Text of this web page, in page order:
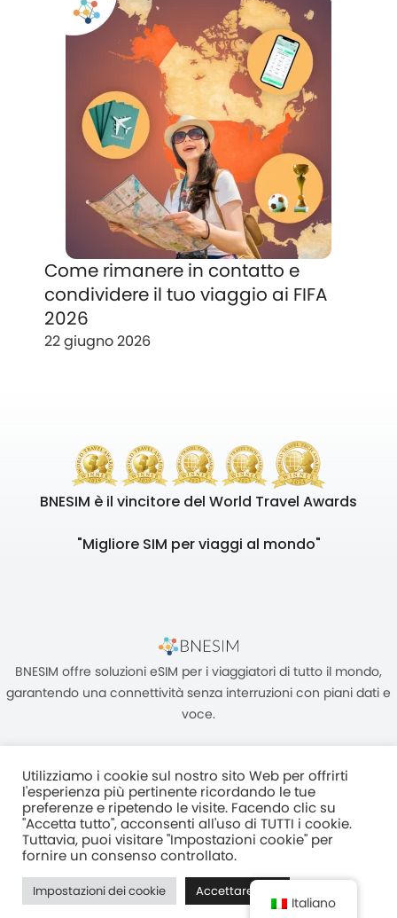
Come rimanere in contatto e
condividere il tuo viaggio ai FIFA
2026
22 giugno 2026
BNESIM è il vincitore del World Travel Awards
"Migliore SIM per viaggi al mondo"
BNESIM offre soluzioni eSIM per i viaggiatori di tutto il mondo,
garantendo una connettività senza interruzioni con piani dati e
voce.
Unità C, 8/F, King Palace Plaza, NO:55 King Yip Street, Kwun Tong,
Kowloon, HONG KONG
2017–2025 BNESIM LIMITED Tutti i diritti riservati
Normativa Sulla Privacy Termini e condizioni Fair Use Policy
Utilizziamo i cookie sul nostro sito Web per offrirti
l'esperienza più pertinente ricordando le tue
preferenze e ripetendo le visite. Facendo clic su
"Accetta tutto", acconsenti all'uso di TUTTI i cookie.
Tuttavia, puoi visitare "Impostazioni cookie" per
fornire un consenso controllato.
Impostazioni dei cookie Accettare tutti
Italiano